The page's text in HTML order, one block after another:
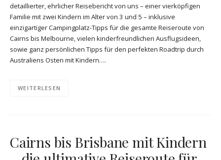
detaillierter, ehrlicher Reisebericht von uns – einer vierköpfigen
Familie mit zwei Kindern im Alter von 3 und 5 – inklusive
einzigartiger Campingplatz-Tipps für die gesamte Reiseroute von
Cairns bis Melbourne, vielen kinderfreundlichen Ausflugsideen,
sowie ganz persönlichen Tipps für den perfekten Roadtrip durch
Australiens Osten mit Kindern….
WEITERLESEN
Cairns bis Brisbane mit Kindern